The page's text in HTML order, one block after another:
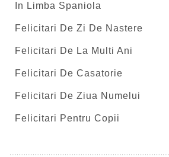
In Limba Spaniola
Felicitari De Zi De Nastere
Felicitari De La Multi Ani
Felicitari De Casatorie
Felicitari De Ziua Numelui
Felicitari Pentru Copii